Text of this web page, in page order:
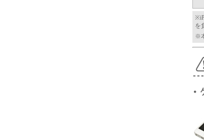
を
※